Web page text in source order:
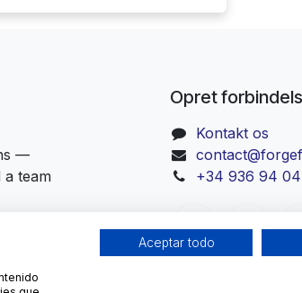
—
team
Opret
Kontakt os
+34 936 94
Aceptar todo